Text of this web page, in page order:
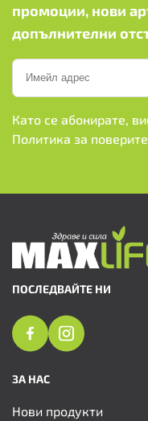
промоции, нови
допълнителни
Като се абонирате,
Политика за
ПОСЛЕДВАЙТЕ НИ
ЗА НАС
Нови продукти